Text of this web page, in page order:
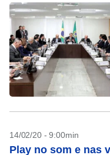
14/02/20 - 9:00min
Play no som e nas